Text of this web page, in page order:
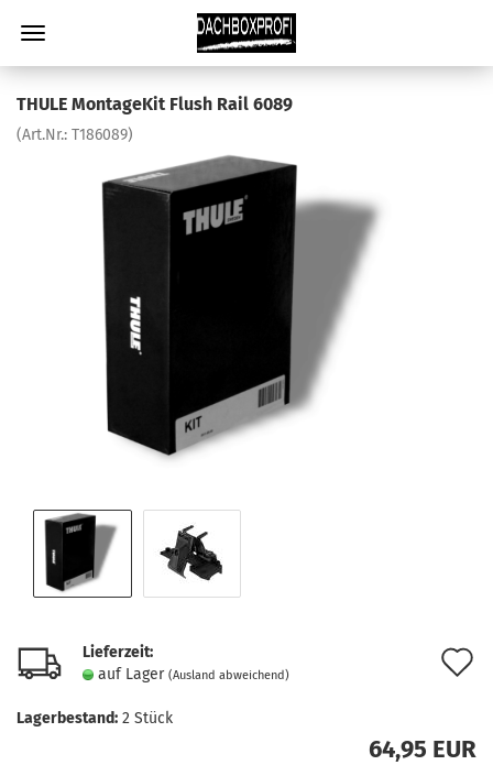
THULE MontageKit Flush Rail 6089
(Art.Nr.: T186089)
Lieferzeit:
auf Lager (Ausland abweichend)
Lagerbestand: 2 Stück
64,95 EUR